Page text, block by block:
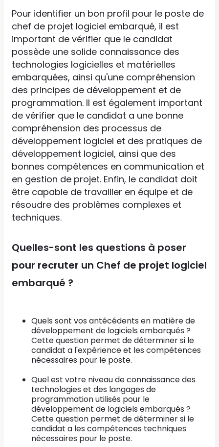
Pour identifier un bon profil pour le poste de
chef de projet logiciel embarqué, il est
important de vérifier que le candidat
possède une solide connaissance des
technologies logicielles et matérielles
embarquées, ainsi qu'une compréhension
des principes de développement et de
programmation. Il est également important
de vérifier que le candidat a une bonne
compréhension des processus de
développement logiciel et des pratiques de
développement logiciel, ainsi que des
bonnes compétences en communication et
en gestion de projet. Enfin, le candidat doit
être capable de travailler en équipe et de
résoudre des problèmes complexes et
techniques.
Quelles-sont les questions à poser
pour recruter un Chef de projet logiciel
embarqué ?
Quels sont vos antécédents en matière de
développement de logiciels embarqués ?
Cette question permet de déterminer si le
candidat a l'expérience et les compétences
nécessaires pour le poste.
Quel est votre niveau de connaissance des
technologies et des langages de
programmation utilisés pour le
développement de logiciels embarqués ?
Cette question permet de déterminer si le
candidat a les compétences techniques
nécessaires pour le poste.